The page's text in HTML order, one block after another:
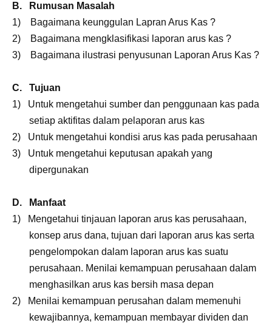
B. Rumusan Masalah
1) Bagaimana keunggulan Lapran Arus Kas ?
2) Bagaimana mengklasifikasi laporan arus kas ?
3) Bagaimana ilustrasi penyusunan Laporan Arus Kas ?
C. Tujuan
1) Untuk mengetahui sumber dan penggunaan kas pada
setiap aktifitas dalam pelaporan arus kas
2) Untuk mengetahui kondisi arus kas pada perusahaan
3) Untuk mengetahui keputusan apakah yang
dipergunakan
D. Manfaat
1) Mengetahui tinjauan laporan arus kas perusahaan,
konsep arus dana, tujuan dari laporan arus kas serta
pengelompokan dalam laporan arus kas suatu
perusahaan. Menilai kemampuan perusahaan dalam
menghasilkan arus kas bersih masa depan
2) Menilai kemampuan perusahan dalam memenuhi
kewajibannya, kemampuan membayar dividen dan